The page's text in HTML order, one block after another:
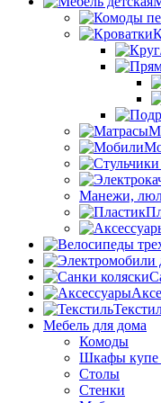
Манежи,
Мебель для дома
Комоды
Шкафы купе
Столы
Стенки